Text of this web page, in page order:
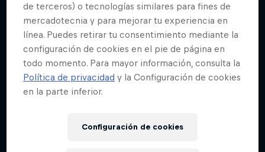
Red Bull Batalla Final Torneo de Plazas
2026
Lima, Peru
de terceros) o tecnologías similares para fines de
mercadotecnia y para mejorar tu experiencia en
línea. Puedes retirar tu consentimiento mediante la
configuración de cookies en el pie de página en
todo momento. Para mayor información, consulta la
Política de privacidad y la Configuración de cookies
en la parte inferior.
Configuración de cookies